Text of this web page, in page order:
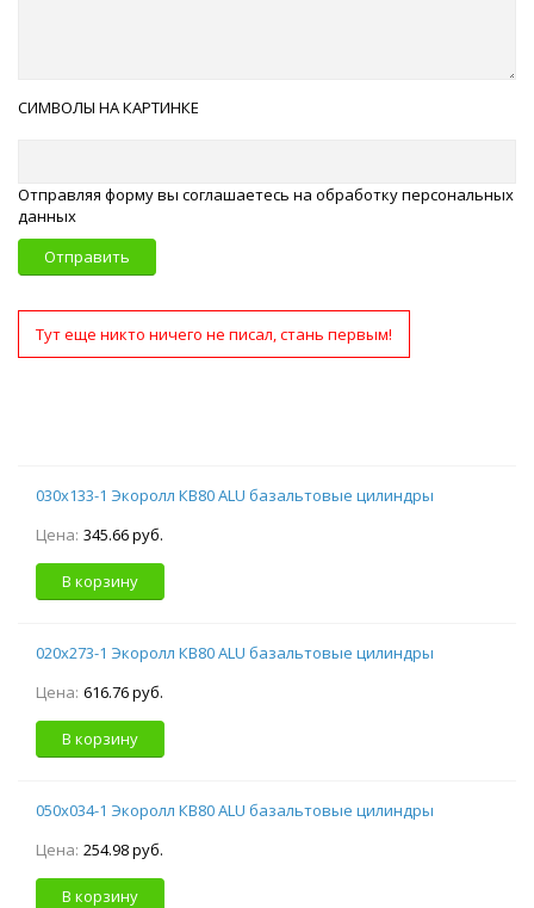
СИМВОЛЫ НА КАРТИНКЕ
Отправляя форму вы соглашаетесь на обработку персональных
данных
Отправить
Тут еще никто ничего не писал, стань первым!
030х133-1 Экоролл КВ80 ALU базальтовые цилиндры
Цена: 345.66 руб.
В корзину
020х273-1 Экоролл КВ80 ALU базальтовые цилиндры
Цена: 616.76 руб.
В корзину
050х034-1 Экоролл КВ80 ALU базальтовые цилиндры
Цена: 254.98 руб.
В корзину